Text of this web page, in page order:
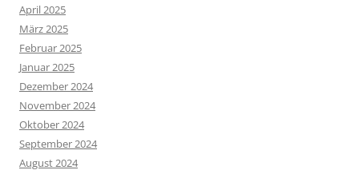
April 2025
März 2025
Februar 2025
Januar 2025
Dezember 2024
November 2024
Oktober 2024
September 2024
August 2024